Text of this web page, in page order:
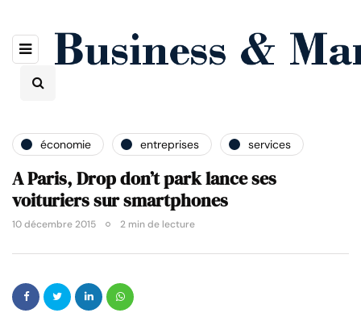
économie entreprises services
A Paris, Drop don’t park lance ses
voituriers sur smartphones
10 décembre 2015 2 min de lecture